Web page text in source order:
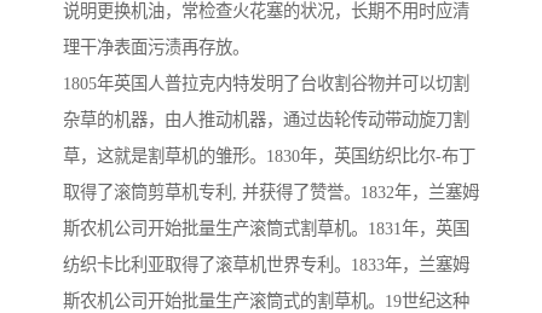
说明更换机油，常检查火花塞的状况，长期不用时应清
理干净表面污渍再存放。
1805年英国人普拉克内特发明了台收割谷物并可以切割
杂草的机器，由人推动机器，通过齿轮传动带动旋刀割
草，这就是割草机的雏形。1830年，英国纺织比尔-布丁
取得了滚筒剪草机专利, 并获得了赞誉。1832年，兰塞姆
斯农机公司开始批量生产滚筒式割草机。1831年，英国
纺织卡比利亚取得了滚草机世界专利。1833年，兰塞姆
斯农机公司开始批量生产滚筒式的割草机。19世纪这种